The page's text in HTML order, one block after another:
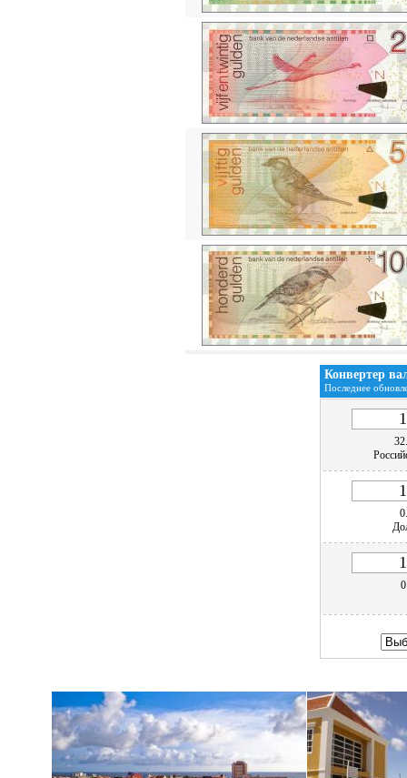
Конвертер
Последнее